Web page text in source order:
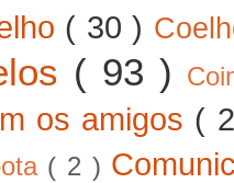
( 30 )
( 93 )
os amigos (
( 2 )